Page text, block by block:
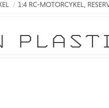
1:4 RC-MOTORCYKEL,